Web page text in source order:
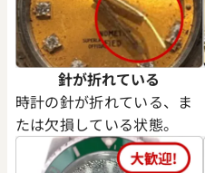
針が折れている
時計の針が折れている、ま
たは欠損している状態。